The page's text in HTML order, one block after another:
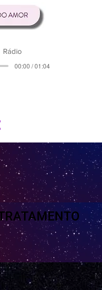
Rádio
00:00 / 01:04